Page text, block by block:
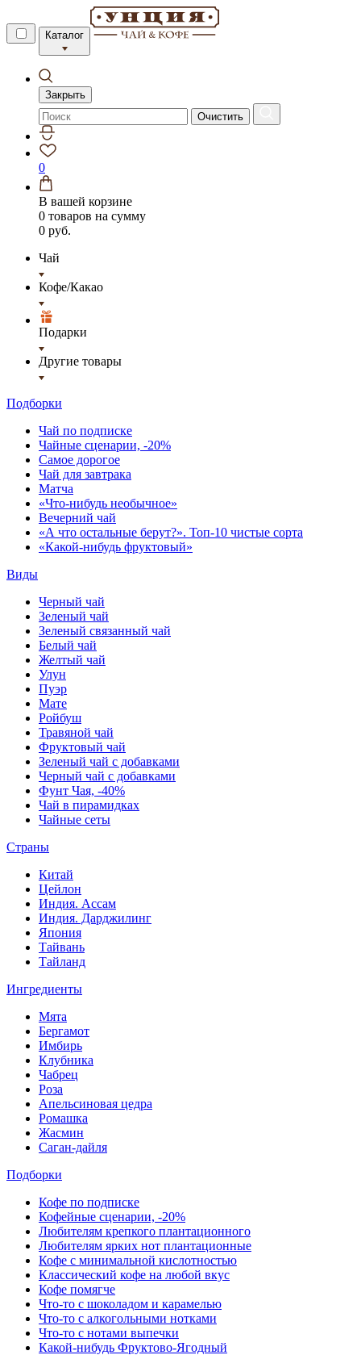
Каталог
Закрыть
Очистить
0
В вашей корзине
0 товаров на сумму
0 руб.
Чай
Кофе/Какао
Подарки
Другие товары
Подборки
Чай по подписке
Чайные сценарии, -20%
Самое дорогое
Чай для завтрака
Матча
«Что-нибудь необычное»
Вечерний чай
«А что остальные берут?». Топ-10 чистые сорта
«Какой-нибудь фруктовый»
Виды
Черный чай
Зеленый чай
Зеленый связанный чай
Белый чай
Желтый чай
Улун
Пуэр
Мате
Ройбуш
Травяной чай
Фруктовый чай
Зеленый чай с добавками
Черный чай с добавками
Фунт Чая, -40%
Чай в пирамидках
Чайные сеты
Страны
Китай
Цейлон
Индия. Ассам
Индия. Дарджилинг
Япония
Тайвань
Тайланд
Ингредиенты
Мята
Бергамот
Имбирь
Клубника
Чабрец
Роза
Апельсиновая цедра
Ромашка
Жасмин
Саган-дайля
Подборки
Кофе по подписке
Кофейные сценарии, -20%
Любителям крепкого плантационного
Любителям ярких нот плантационные
Кофе с минимальной кислотностью
Классический кофе на любой вкус
Кофе помягче
Что-то с шоколадом и карамелью
Что-то с алкогольными нотками
Что-то с нотами выпечки
Какой-нибудь Фруктово-Ягодный